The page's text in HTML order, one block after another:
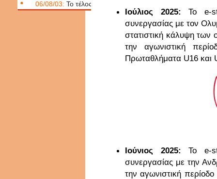
06/08/03:Το τέλος εποχής της Virtus Bologna.
Ιούλιος 2025:Το e-
συνεργασίας με τον
στατιστική κάλυψη
την αγωνιστική
Πρωταθλήματα U16 και
Ιούνιος 2025:Το e-
συνεργασίας με την
την αγωνιστική